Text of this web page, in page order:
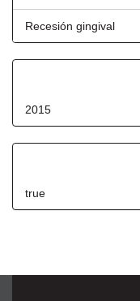
Recesión gingival
2015
true